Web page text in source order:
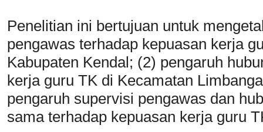
Penelitian ini bertujuan untuk
pengawas terhadap kepuasan kerja
Kabupaten Kendal; (2) pengaruh
kerja guru TK di Kecamatan
pengaruh supervisi pengawas dan
sama terhadap kepuasan kerja guru